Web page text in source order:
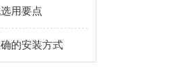
用要点
的安装方式